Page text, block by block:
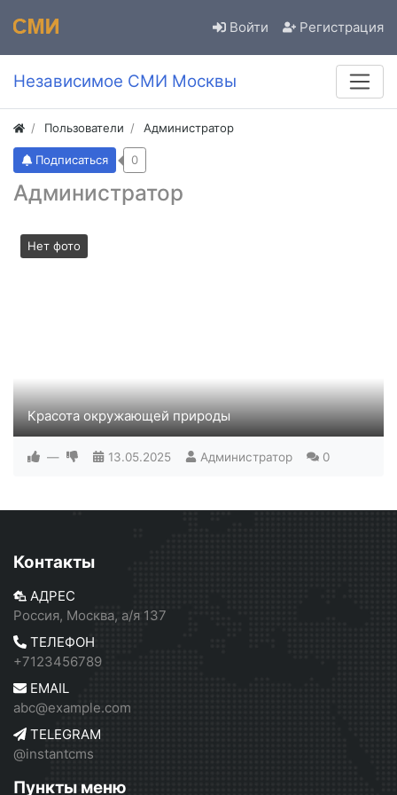
Войти Регистрация
Независимое СМИ Москвы
Пользователи Администратор
Администратор
Подписаться 0
Нет фото
Красота окружающей природы
Фотографии из коллекции сайта deviantart.com
— 13.05.2025 Администратор 0
Контакты
АДРЕС
Россия, Москва, а/я 137
ТЕЛЕФОН
+7123456789
EMAIL
abc@example.com
TELEGRAM
@instantcms
Пункты меню